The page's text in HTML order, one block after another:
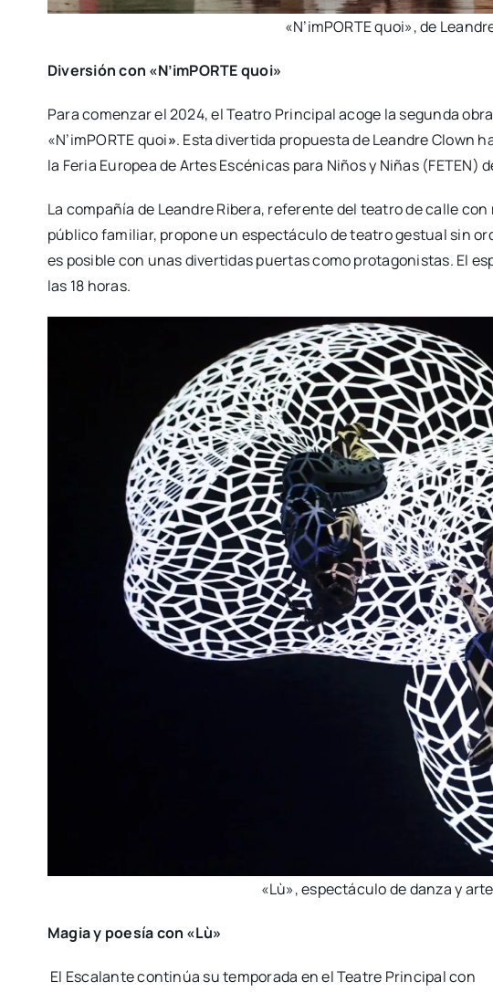
«N’imPORTE quoi», de
Diver­sión con «N’imPORTE quoi»
Para comen­zar el 2024, el Tea­tro Prin­ci­pal aco­ge la segun­da
«N’imPORTE quoi». Esta diver­ti­da pro­pues­ta de Lean­dre Clown
la Feria Euro­pea de Artes Escé­ni­cas para Niños y Niñas (FETEN)
La com­pa­ñía de Lean­dre Ribe­ra, refe­ren­te del tea­tro de calle
públi­co fami­liar, pro­po­ne un espec­tácu­lo de tea­tro ges­tual sin
es posi­ble con unas diver­ti­das puer­tas como pro­ta­go­nis­tas. El
las 18 horas.
«Lù», espec­tácu­lo de dan­za y
Magia y poe­sía con «Lù»
El Esca­lan­te con­ti­núa su tem­po­ra­da en el Tea­tre Prin­ci­pal con